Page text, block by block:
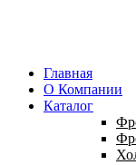
Главная
О Компании
Каталог